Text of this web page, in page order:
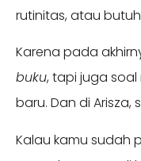
rutinitas, atau butuh
Karena pada
buku, tapi juga
baru. Dan di Arisza,
Kalau kamu sudah